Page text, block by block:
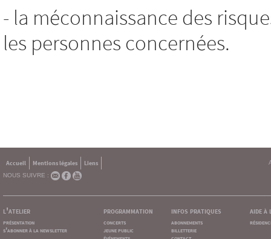
- la méconnaissance des
les personnes concernées.
Accueil Mentions légales
Liens
NOUS SUIVRE :
l'atelier
présentation
s'abonner à la newsletter
programmation
concerts
jeune public
infos pratiques
abonnements
billetterie
aide